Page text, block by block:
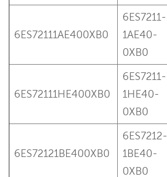
6ES72111AE400XB0
6ES7211-
1AE40-
0XB0
6ES72111HE400XB0
6ES7211-
1HE40-
0XB0
6ES72121BE400XB0
6ES7212-
1BE40-
0XB0